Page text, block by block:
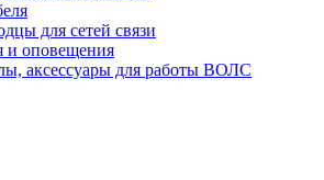
для сетей связи
и оповещения
аксессуары для работы ВОЛС